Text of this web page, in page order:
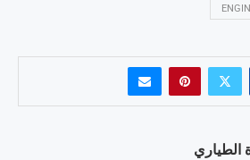
الطياري